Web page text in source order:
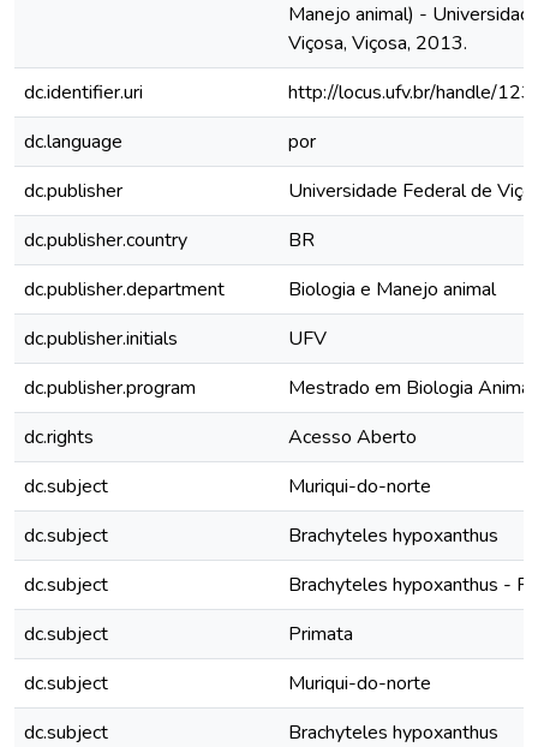
Manejo animal) -
Viçosa, Viçosa, 2013.
dc.identifier.uri
http://locus.ufv.br/handle/
dc.language
por
dc.publisher
Universidade Federal de
dc.publisher.country
BR
dc.publisher.department
Biologia e Manejo animal
dc.publisher.initials
UFV
dc.publisher.program
Mestrado em Biologia Animal
dc.rights
Acesso Aberto
dc.subject
Muriqui-do-norte
dc.subject
Brachyteles hypoxanthus
dc.subject
Brachyteles hypoxanthus -
dc.subject
Primata
dc.subject
Muriqui-do-norte
dc.subject
Brachyteles hypoxanthus